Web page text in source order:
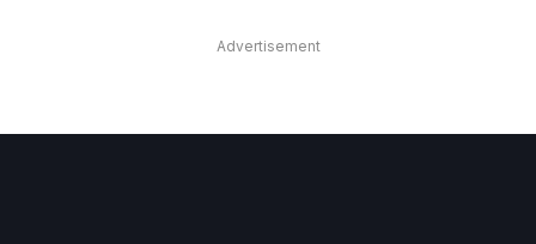
Advertisement